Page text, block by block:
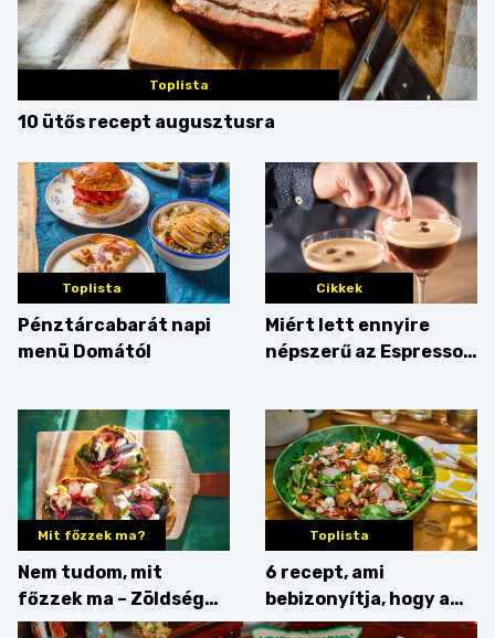
Toplista
10 ütős recept augusztusra
Toplista
Pénztárcabarát napi
menü Domától
Cikkek
Miért lett ennyire
népszerű az Espresso
érdemes enni mellé?
Mit főzzek ma?
Nem tudom, mit
főzzek ma – Zöldség
minden mennyiségben
Toplista
6 recept, ami
bebizonyítja, hogy a
barack húsok mellé is